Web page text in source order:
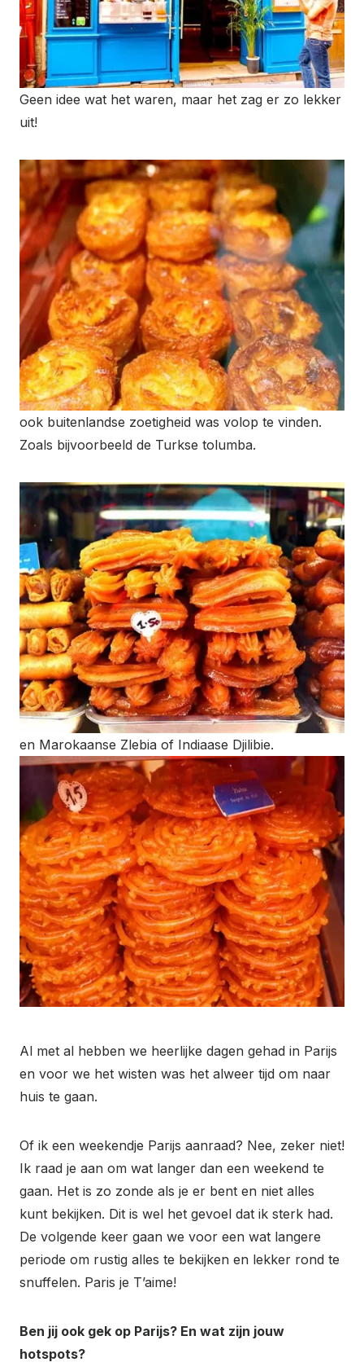
Geen idee wat het waren, maar het zag er zo lekker
uit!
ook buitenlandse zoetigheid was volop te vinden.
Zoals bijvoorbeeld de Turkse tolumba.
en Marokaanse Zlebia of Indiaase Djilibie.
Al met al hebben we heerlijke dagen gehad in Parijs
en voor we het wisten was het alweer tijd om naar
huis te gaan.
Of ik een weekendje Parijs aanraad? Nee, zeker niet!
Ik raad je aan om wat langer dan een weekend te
gaan. Het is zo zonde als je er bent en niet alles
kunt bekijken. Dit is wel het gevoel dat ik sterk had.
De volgende keer gaan we voor een wat langere
periode om rustig alles te bekijken en lekker rond te
snuffelen. Paris je T’aime!
Ben jij ook gek op Parijs? En wat zijn jouw
hotspots?